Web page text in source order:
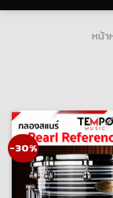
หน้า
-30%